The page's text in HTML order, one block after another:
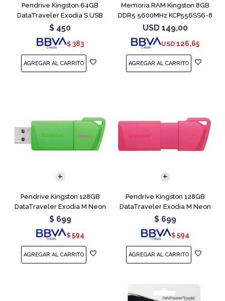
Pendrive Kingston 64GB
DataTraveler Exodia S USB
3.2
$ 450
$ 383
Memoria RAM Kingston 8GB
DDR5 5600MHz KCP556SS6-8
SODIMM
USD 149,00
USD 126,65
Pendrive Kingston 128GB
DataTraveler Exodia M Neon
Green
$ 699
$ 594
Pendrive Kingston 128GB
DataTraveler Exodia M Neon
Pink
$ 699
$ 594